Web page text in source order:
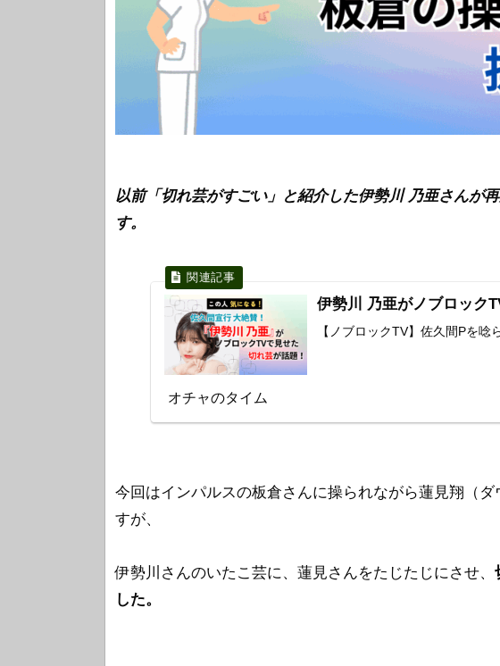
以前「切れ芸がすごい」と紹介した伊勢川 乃亜さんが
す。
伊勢川 乃亜がノブロック
【ノブロックTV】佐久間Pを唸
オチャのタイム
今回はインパルスの板倉さんに操られながら蓮見翔（
すが、
伊勢川さんのいたこ芸に、蓮見さんをたじたじにさせ、
した。